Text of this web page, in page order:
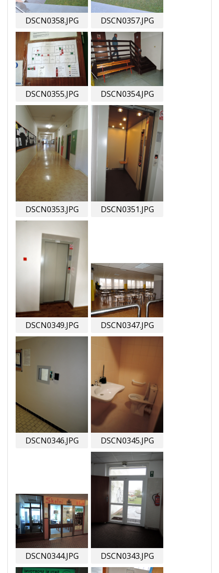
DSCN0358.JPG DSCN0357.JPG
DSCN0355.JPG DSCN0354.JPG
DSCN0353.JPG DSCN0351.JPG
DSCN0349.JPG DSCN0347.JPG
DSCN0346.JPG DSCN0345.JPG
DSCN0344.JPG DSCN0343.JPG